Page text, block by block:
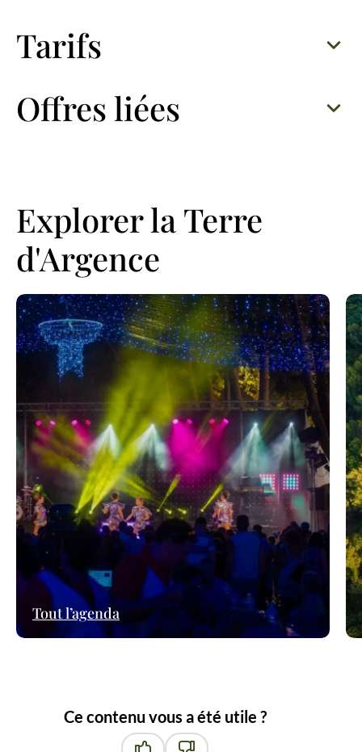
Tarifs
Offres liées
Explorer la Terre
d'Argence
Tout l’agenda
Ce contenu vous a été utile ?